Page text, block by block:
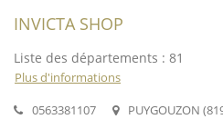
INVICTA SHOP
Liste des départements : 81
Plus d'informations
0563381107
PUYGOUZON